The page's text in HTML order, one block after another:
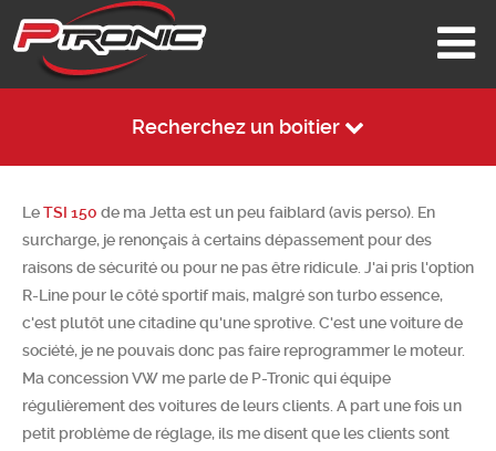
Recherchez un boitier
LeTSI 150 de ma Jetta est un peu faiblard (avis perso). En
surcharge, je renonçais à certains dépassement pour des
raisons de sécurité ou pour ne pas être ridicule. J'ai pris l'option
R-Line pour le côté sportif mais, malgré son turbo essence,
c'est plutôt une citadine qu'une sprotive. C'est une voiture de
société, je ne pouvais donc pas faire reprogrammer le moteur.
Ma concession VW me parle de P-Tronic qui équipe
régulièrement des voitures de leurs clients. A part une fois un
petit problème de réglage, ils me disent que les clients sont